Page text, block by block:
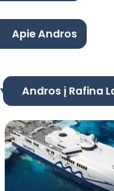
Apie Andros
Andros į Rafina